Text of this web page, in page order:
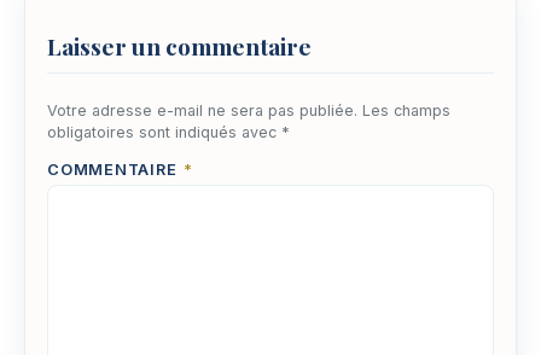
Laisser un commentaire
Votre adresse e-mail ne sera pas publiée. Les champs
obligatoires sont indiqués avec *
COMMENTAIRE *